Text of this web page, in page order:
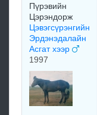
Пүрэвийн
Цэрэндорж
Цэвэгсүрэнгийн
Эрдэнэдалайн
Асгат хээр
1997